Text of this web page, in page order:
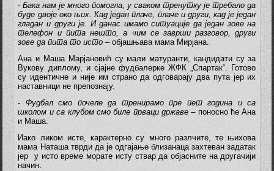
-Бака нам је много помогла, у сваком тренутку је требало да
буде двоје око њих. Кад један плаче, плаче и други, кад је један
гладан и други је. И данас имамо ситуације да један зове на
телефон и пита нешто, а чим се заврши разговор, други
зове да пита то исто – објашњава мама Мирјана.
Ана и Маша Марјановић су мали матуранти, кандидати су за
Вукову диплому, и сјајне фудбалерке ЖФК „Спартак“. Готово
су идентичне и није им страно да одговарају два пута јер их
наставници не препознају.
- Фудбал смо почеле да тренирамо пре пет година и са
школом и са клубом смо биле прваци државе – поносно ће Ана
и Маша.
Иако ликом исте, карактерно су много разлчите, те њихова
мама Наташа тврди да је одгајање близанаца захтеван задатак
јер у исто време морате исту ствар да објасните на другачији
начин.